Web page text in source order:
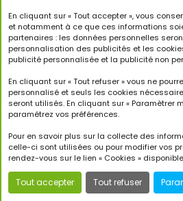
En cliquant sur « Tout accepter », vous
et notamment à ce que ces informations
partenaires : les données personnelles
personnalisation des publicités et les
publicité personnalisée et la publicité non
En cliquant sur « Tout refuser » vous ne
personnalisé et seuls les cookies
seront utilisés. En cliquant sur « Paramètrer
paramétrez vos préférences.
Pour en savoir plus sur la collecte des
celle-ci sont utilisées ou pour modifier vos
rendez-vous sur le lien « Cookies »
Tout accepter Tout refuser
JE M'INSCRIS À LA
Suivez-nous
Copyright © 2026 Un Toit Pour Les
réservés.